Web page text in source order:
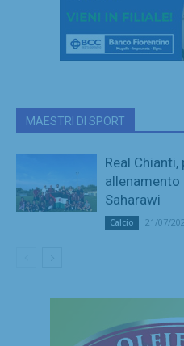
MAESTRI DI SPORT
Real
allenamento
Saharawi
Calcio 21/07/